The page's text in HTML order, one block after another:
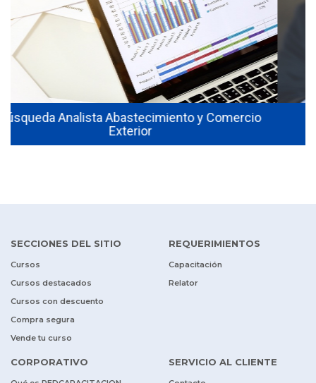
Se Busca: Coordinador de Compras
Internacionales y COMEX
SECCIONES DEL SITIO
Cursos
Cursos destacados
Cursos con descuento
Compra segura
Vende tu curso
REQUERIMIENTOS
Capacitación
Relator
CORPORATIVO SERVICIO AL CLIENTE